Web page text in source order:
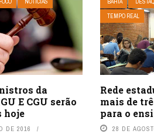
da
E CGU serão
hoje
DE 2016
TEMPO REAL
Rede
mais de
para o
28 DE